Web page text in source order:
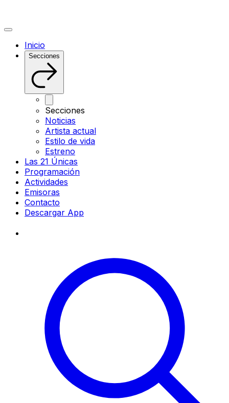
Inicio
Secciones
Secciones
Noticias
Artista actual
Estilo de vida
Estreno
Las 21 Únicas
Programación
Actividades
Emisoras
Contacto
Descargar App